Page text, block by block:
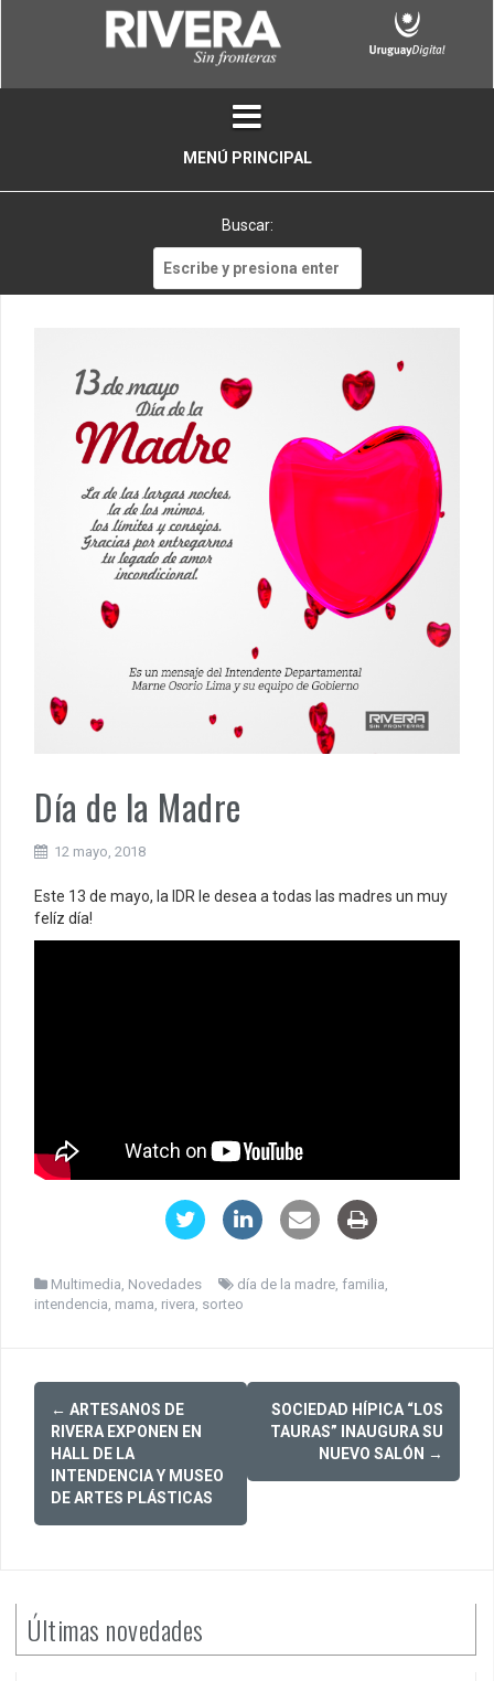
MENÚ PRINCIPAL
Buscar:
Día de la Madre
12 mayo, 2018
Este 13 de mayo, la IDR le desea a todas las madres un muy
felíz día!
Multimedia Novedades día de la madre familia
intendencia mama rivera sorteo
Post
navigation
← ARTESANOS DE
RIVERA EXPONEN EN
HALL DE LA
INTENDENCIA Y MUSEO
DE ARTES PLÁSTICAS
SOCIEDAD HÍPICA “LOS
TAURAS” INAUGURA SU
NUEVO SALÓN →
Últimas novedades